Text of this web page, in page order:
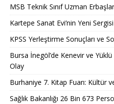
MSB Teknik Sınıf Uzman
Kartepe Sanat Evi’nin Yeni
KPSS Yerleştirme Sonuçları ve
Bursa İnegöl’de Kenevir ve
Olay
Burhaniye 7. Kitap Fuarı: Kültür
Sağlık Bakanlığı 26 Bin 673